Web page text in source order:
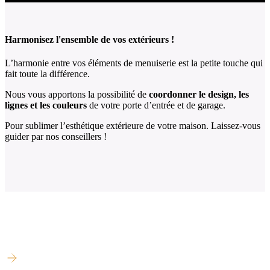
Harmonisez l'ensemble de vos extérieurs !
L’harmonie entre vos éléments de menuiserie est la petite touche qui
fait toute la différence.
Nous vous apportons la possibilité de coordonner le design, les
lignes et les couleurs de votre porte d’entrée et de garage.
Pour sublimer l’esthétique extérieure de votre maison. Laissez-vous
guider par nos conseillers !